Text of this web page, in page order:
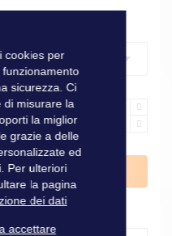
Carrello
cookies per
sicurezza. Ci
di misurare la
la miglior
grazie a delle
ed
Per ulteriori
la pagina
dei dati
accettare